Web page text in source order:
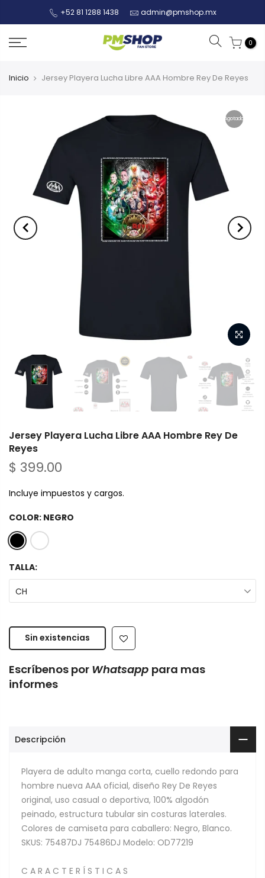
+52 81 1288 1438 admin@pmshop.mx
0
Inicio Jersey Playera Lucha Libre AAA Hombre Rey De Reyes
Agotado
Jersey Playera Lucha Libre AAA Hombre Rey De
Reyes
$ 399.00
Incluye impuestos y cargos.
COLOR: NEGRO
TALLA:
CH
Sin existencias
Escríbenos por Whatsapp para mas
informes
Descripción
Playera de adulto manga corta, cuello redondo para
hombre nueva AAA oficial, diseño Rey De Reyes
original, uso casual o deportiva, 100% algodón
peinado, estructura tubular sin costuras laterales.
Colores de camiseta para caballero: Negro, Blanco.
SKUS: 75487DJ 75486DJ Modelo: OD77219
C A R A C T E R Í S T I C A S